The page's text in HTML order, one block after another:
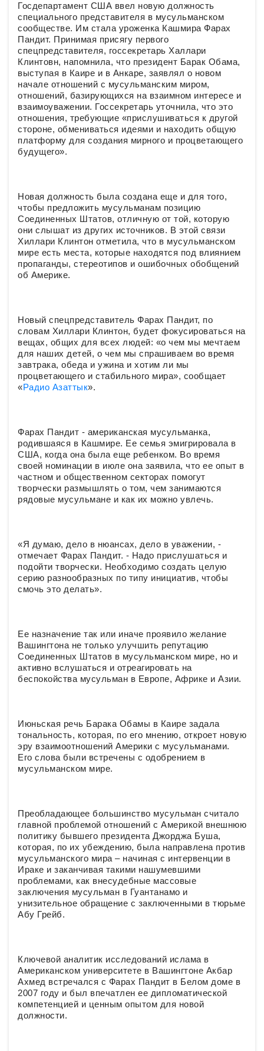
Госдепартамент США ввел новую должность
специального представителя в мусульманском
сообществе. Им стала уроженка Кашмира Фарах
Пандит. Принимая присягу первого
спецпредставителя, госсекретарь Халлари
Клинтовн, напомнила, что президент Барак Обама,
выступая в Каире и в Анкаре, заявлял о новом
начале отношений с мусульманским миром,
отношений, базирующихся на взаимном интересе и
взаимоуважении. Госсекретарь уточнила, что это
отношения, требующие «прислушиваться к другой
стороне, обмениваться идеями и находить общую
платформу для создания мирного и процветающего
будущего».
Новая должность была создана еще и для того,
чтобы предложить мусульманам позицию
Соединенных Штатов, отличную от той, которую
они слышат из других источников. В этой связи
Хиллари Клинтон отметила, что в мусульманском
мире есть места, которые находятся под влиянием
пропаганды, стереотипов и ошибочных обобщений
об Америке.
Новый спецпредставитель Фарах Пандит, по
словам Хиллари Клинтон, будет фокусироваться на
вещах, общих для всех людей: «о чем мы мечтаем
для наших детей, о чем мы спрашиваем во время
завтрака, обеда и ужина и хотим ли мы
процветающего и стабильного мира», сообщает
«Радио Азаттык».
Фарах Пандит - американская мусульманка,
родившаяся в Кашмире. Ее семья эмигрировала в
США, когда она была еще ребенком. Во время
своей номинации в июле она заявила, что ее опыт в
частном и общественном секторах помогут
творчески размышлять о том, чем занимаются
рядовые мусульмане и как их можно увлечь.
«Я думаю, дело в нюансах, дело в уважении, -
отмечает Фарах Пандит. - Надо прислушаться и
подойти творчески. Необходимо создать целую
серию разнообразных по типу инициатив, чтобы
смочь это делать».
Ее назначение так или иначе проявило желание
Вашингтона не только улучшить репутацию
Соединенных Штатов в мусульманском мире, но и
активно вслушаться и отреагировать на
беспокойства мусульман в Европе, Африке и Азии.
Июньская речь Барака Обамы в Каире задала
тональность, которая, по его мнению, откроет новую
эру взаимоотношений Америки с мусульманами.
Его слова были встречены с одобрением в
мусульманском мире.
Преобладающее большинство мусульман считало
главной проблемой отношений с Америкой внешнюю
политику бывшего президента Джорджа Буша,
которая, по их убеждению, была направлена против
мусульманского мира – начиная с интервенции в
Ираке и заканчивая такими нашумевшими
проблемами, как внесудебные массовые
заключения мусульман в Гуантанамо и
унизительное обращение с заключенными в тюрьме
Абу Грейб.
Ключевой аналитик исследований ислама в
Американском университете в Вашингтоне Акбар
Ахмед встречался с Фарах Пандит в Белом доме в
2007 году и был впечатлен ее дипломатической
компетенцией и ценным опытом для новой
должности.